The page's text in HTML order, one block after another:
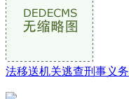
法移送机关逃查刑事义务